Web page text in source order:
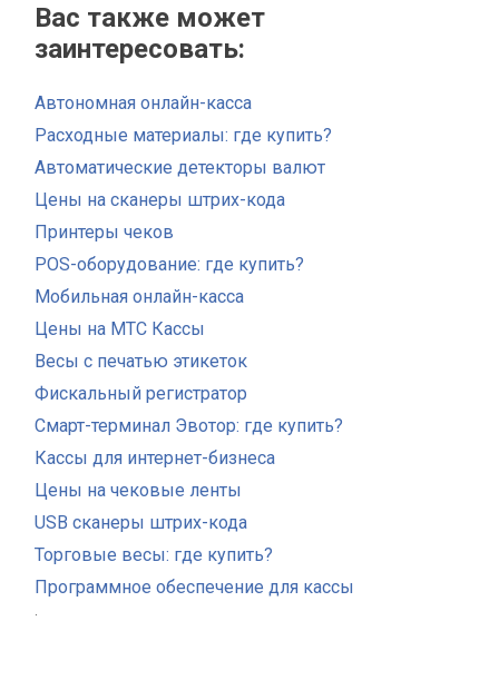
Вас также может
заинтересовать:
Автономная онлайн-касса
Расходные материалы: где купить?
Автоматические детекторы валют
Цены на сканеры штрих-кода
Принтеры чеков
POS-оборудование: где купить?
Мобильная онлайн-касса
Цены на МТС Кассы
Весы с печатью этикеток
Фискальный регистратор
Смарт-терминал Эвотор: где купить?
Кассы для интернет-бизнеса
Цены на чековые ленты
USB сканеры штрих-кода
Торговые весы: где купить?
Программное обеспечение для кассы
.